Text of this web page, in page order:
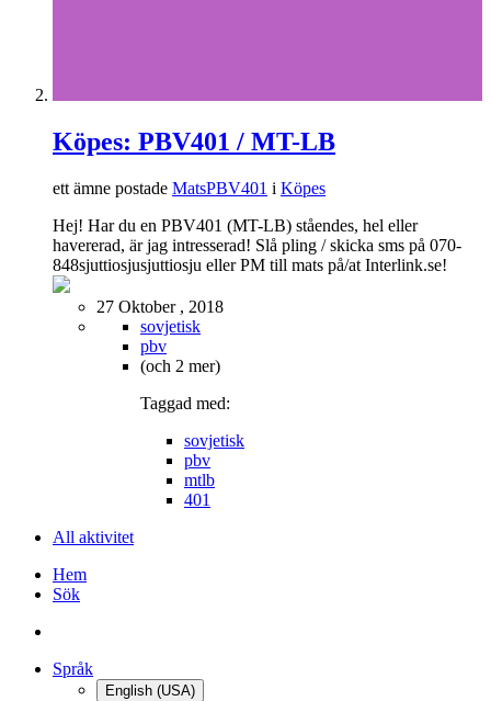
Köpes: PBV401 / MT-LB
ett ämne postade MatsPBV401 i Köpes
Hej! Har du en PBV401 (MT-LB) ståendes, hel eller
havererad, är jag intresserad! Slå pling / skicka sms på 070-
848sjuttiosjusjuttiosju eller PM till mats på/at Interlink.se!
27 Oktober , 2018
sovjetisk
pbv
(och 2 mer)
Taggad med:
sovjetisk
pbv
mtlb
401
All aktivitet
Hem
Sök
Språk
English (USA)